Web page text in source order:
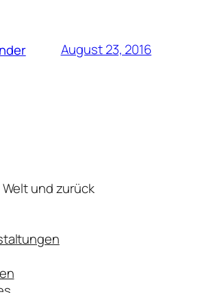
August 23, 2016
und zurück